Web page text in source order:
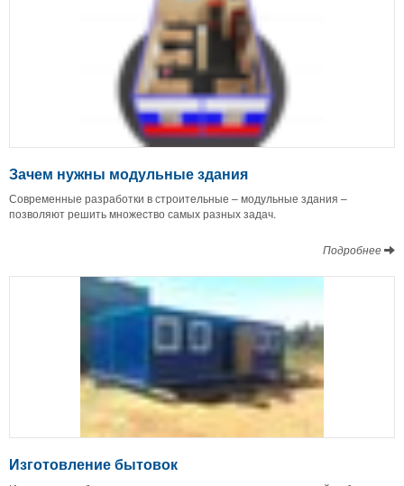
Зачем нужны модульные здания
Современные разработки в строительные – модульные здания –
позволяют решить множество самых разных задач.
Подробнее
Изготовление бытовок